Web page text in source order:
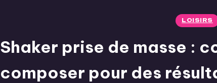
LOISIRS
Shaker prise de masse :
composer pour des